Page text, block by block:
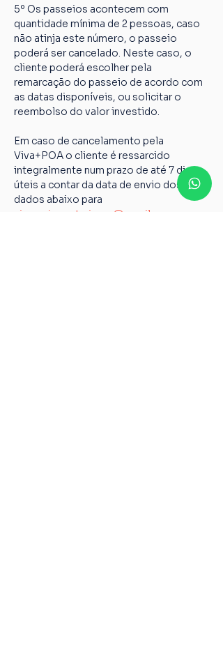
5º Os passeios acontecem com
quantidade mínima de 2 pessoas, caso
não atinja este número, o passeio
poderá ser cancelado. Neste caso, o
cliente poderá escolher pela
remarcação do passeio de acordo com
as datas disponíveis, ou solicitar o
reembolso do valor investido.
Em caso de cancelamento pela
Viva+POA o cliente é ressarcido
integralmente num prazo de até 7 dias
úteis a contar da data de envio dos
dados abaixo para
vivamaispoaturismo@gmail.com